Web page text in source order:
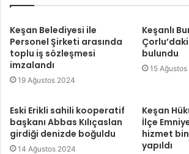
Keşan Belediyesi ile
Personel Şirketi arasında
toplu iş sözleşmesi
imzalandı
19 Ağustos 2024
Keşanlı
bulundu
15
Eski Erikli sahili kooperatif
başkanı Abbas Kılıçaslan
girdiği denizde boğuldu
14 Ağustos 2024
Keşan
İlçe
hizmet
yapıldı